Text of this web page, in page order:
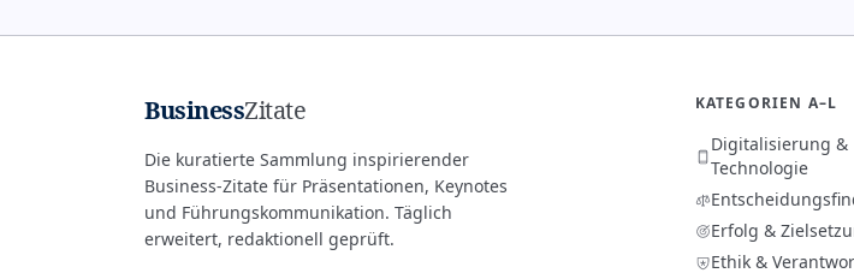
BusinessZitate
Die kuratierte Sammlung inspirierender
Business-Zitate für Präsentationen, Keynotes
und Führungskommunikation. Täglich
erweitert, redaktionell geprüft.
KATEGORIEN A–L
Digitalisierung &
Technologie
Erfolg &
Ethik &